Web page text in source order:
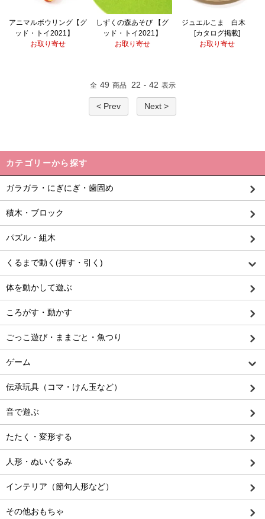
アニマルボウリング【グ
ッド・トイ2021】
お取り寄せ
しずくの森あそび 【グ
ッド・トイ2021】
お取り寄せ
ジュエルこま 白木
[カタログ掲載]
お取り寄せ
全 49 商品 22 - 42 表示
< Prev Next >
カテゴリーから探す
ガラガラ・にぎにぎ・歯固め
積木・ブロック
パズル・組木
くるまで動く(押す・引く)
体を動かして遊ぶ
ころがす・動かす
ごっこ遊び・ままごと・魚つり
ゲーム
伝承玩具（コマ・けん玉など）
音で遊ぶ
たたく・変形する
人形・ぬいぐるみ
インテリア（節句人形など）
その他おもちゃ